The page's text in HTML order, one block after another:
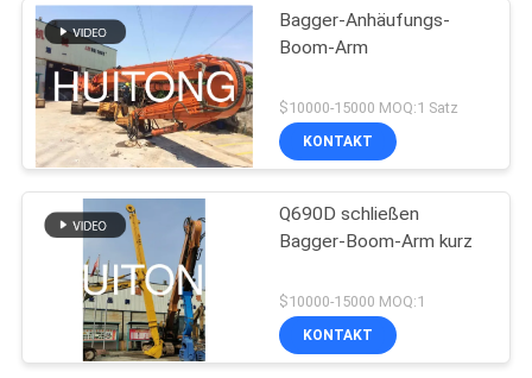
Bagger-Anhäufungs-
Boom-Arm
$10000-15000 MOQ:1 Satz
KONTAKT
Q690D schließen
Bagger-Boom-Arm kurz
$10000-15000 MOQ:1
KONTAKT